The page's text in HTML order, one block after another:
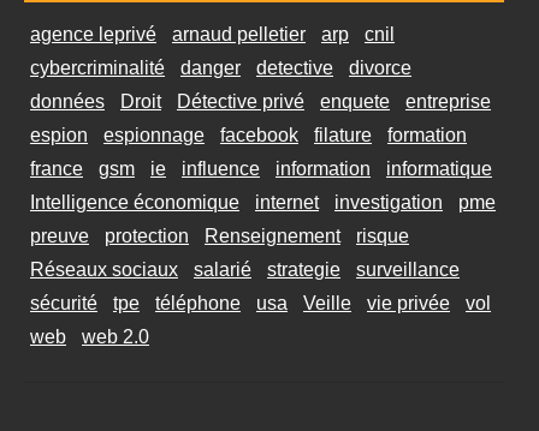
agence leprivé arnaud pelletier arp
cnil
cybercriminalité
danger detective
divorce
données
Droit Détective privé enquete
entreprise
espion
espionnage facebook filature
formation
france
gsm ie influence information
informatique
Intelligence économique
internet investigation
pme
preuve
protection Renseignement
risque
Réseaux sociaux
salarié strategie
surveillance
sécurité
tpe téléphone usa Veille vie privée
vol
web
web 2.0